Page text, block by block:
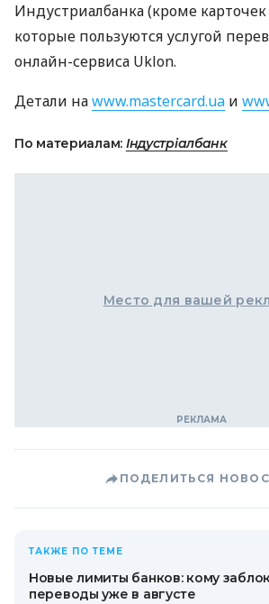
Индустриалбанка (кроме
которые пользуются услугой
онлайн-сервиса Uklon.
Детали наwww.mastercard.ua и
По материалам: Індустріалбанк
Место для вашей
ПОДЕЛИТЬСЯ
ТАКЖЕ ПО ТЕМЕ
Новые лимиты банков: кому
переводы уже в августе